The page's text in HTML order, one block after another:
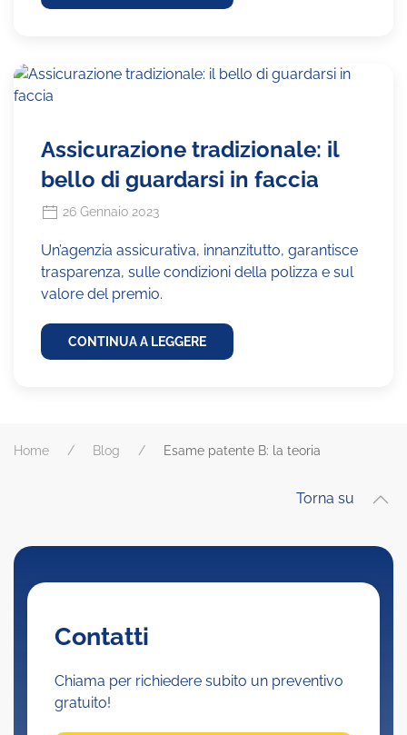
Assicurazione tradizionale: il
bello di guardarsi in faccia
26 Gennaio 2023
Un’agenzia assicurativa, innanzitutto, garantisce
trasparenza, sulle condizioni della polizza e sul
valore del premio.
CONTINUA A LEGGERE
Home Blog Esame patente B: la teoria
Torna su
Contatti
Chiama per richiedere subito un preventivo
gratuito!